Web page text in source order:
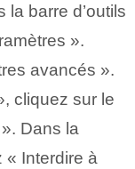
barre d’outils
».
avancés ».
cliquez sur le
Dans la
« Interdire à